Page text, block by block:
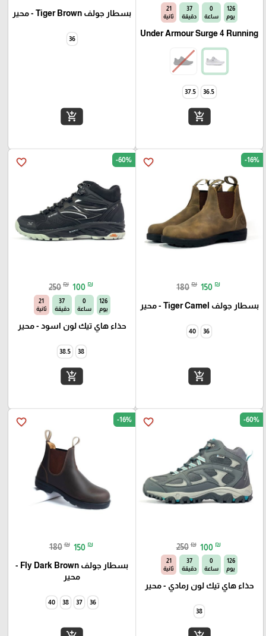
126
يوم
0
ساعة
37
دقيقة
21
ثانية
Under Armour Surge 4 Running
36.5
37.5
add_shopping_cart
بسطار جولف Tiger Brown - محير
36
add_shopping_cart
favorite_border -16%
180 ₪ 150 ₪
بسطار جولف Tiger Camel - محير
36
40
add_shopping_cart
favorite_border -60%
250 ₪ 100 ₪
126
يوم
0
ساعة
37
دقيقة
21
ثانية
حذاء هاي تيك لون اسود - محير
38
38.5
add_shopping_cart
favorite_border -60%
250 ₪ 100 ₪
126
يوم
0
ساعة
37
دقيقة
21
ثانية
حذاء هاي تيك لون رمادي - محير
38
favorite_border -16%
180 ₪ 150 ₪
بسطار جولف Fly Dark Brown -
محير
36
37
38
40